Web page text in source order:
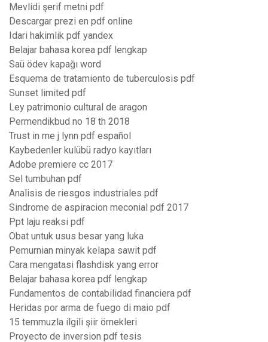
Mevlidi şerif metni pdf
Descargar prezi en pdf online
Idari hakimlik pdf yandex
Belajar bahasa korea pdf lengkap
Saü ödev kapağı word
Esquema de tratamiento de tuberculosis pdf
Sunset limited pdf
Ley patrimonio cultural de aragon
Permendikbud no 18 th 2018
Trust in me j lynn pdf español
Kaybedenler kulübü radyo kayıtları
Adobe premiere cc 2017
Sel tumbuhan pdf
Analisis de riesgos industriales pdf
Sindrome de aspiracion meconial pdf 2017
Ppt laju reaksi pdf
Obat untuk usus besar yang luka
Pemurnian minyak kelapa sawit pdf
Cara mengatasi flashdisk yang error
Belajar bahasa korea pdf lengkap
Fundamentos de contabilidad financiera pdf
Heridas por arma de fuego di maio pdf
15 temmuzla ilgili şiir örnekleri
Proyecto de inversion pdf tesis